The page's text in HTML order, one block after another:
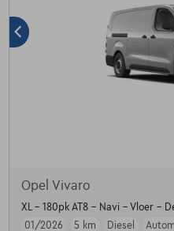
Opel Vivaro
XL - 180pk AT8 - Navi - Vloer -
01/2026
5 km Diesel